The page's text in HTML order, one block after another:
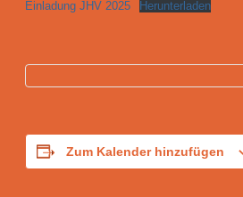
Einladung JHV 2025 Herunterladen
Zum Kalender hinzufügen